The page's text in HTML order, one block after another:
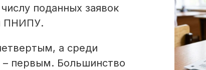
поданных заявок
ПНИПУ.
а среди
– первым. Большинство